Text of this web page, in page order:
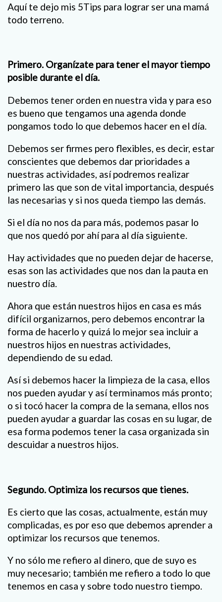
Aquí te dejo mis 5Tips para lograr ser una mamá
todo terreno.
Primero. Organízate para tener el mayor tiempo
posible durante el día.
Debemos tener orden en nuestra vida y para eso
es bueno que tengamos una agenda donde
pongamos todo lo que debemos hacer en el día.
Debemos ser firmes pero flexibles, es decir, estar
conscientes que debemos dar prioridades a
nuestras actividades, así podremos realizar
primero las que son de vital importancia, después
las necesarias y si nos queda tiempo las demás.
Si el día no nos da para más, podemos pasar lo
que nos quedó por ahí para al día siguiente.
Hay actividades que no pueden dejar de hacerse,
esas son las actividades que nos dan la pauta en
nuestro día.
Ahora que están nuestros hijos en casa es más
difícil organizarnos, pero debemos encontrar la
forma de hacerlo y quizá lo mejor sea incluir a
nuestros hijos en nuestras actividades,
dependiendo de su edad.
Así si debemos hacer la limpieza de la casa, ellos
nos pueden ayudar y así terminamos más pronto;
o si tocó hacer la compra de la semana, ellos nos
pueden ayudar a guardar las cosas en su lugar, de
esa forma podemos tener la casa organizada sin
descuidar a nuestros hijos.
Segundo. Optimiza los recursos que tienes.
Es cierto que las cosas, actualmente, están muy
complicadas, es por eso que debemos aprender a
optimizar los recursos que tenemos.
Y no sólo me refiero al dinero, que de suyo es
muy necesario; también me refiero a todo lo que
tenemos en casa y sobre todo nuestro tiempo.